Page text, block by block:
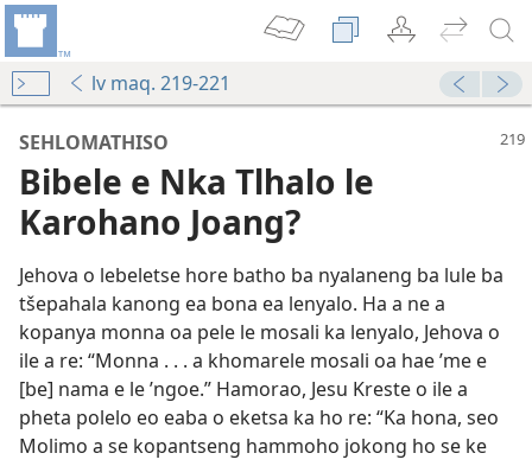
lv maq. 219-221
Hammoho”
SEHLOMATHISO
Bibele e Nka Tlhalo le
Karohano Joang?
Jehova o lebeletse hore batho ba nyalaneng ba lule ba
tšepahala kanong ea bona ea lenyalo. Ha a ne a
kopanya monna oa pele le mosali ka lenyalo, Jehova o
ile a re: “Monna . . . a khomarele mosali oa hae ’me e
[be] nama e le ’ngoe.” Hamorao, Jesu Kreste o ile a
pheta polelo eo eaba o eketsa ka ho re: “Ka hona, seo
Molimo a se kopantseng hammoho jokong ho se ke